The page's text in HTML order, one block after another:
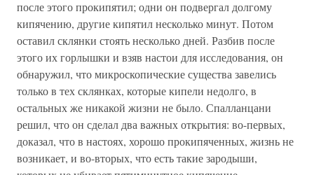
после этого прокипятил; одни он подвергал долгому
кипячению, другие кипятил несколько минут. Потом
оставил склянки стоять несколько дней. Разбив после
этого их горлышки и взяв настои для исследования, он
обнаружил, что микроскопические существа завелись
только в тех склянках, которые кипели недолго, в
остальных же никакой жизни не было. Спалланцани
решил, что он сделал два важных открытия: во-первых,
доказал, что в настоях, хорошо прокипяченных, жизнь не
возникает, и во-вторых, что есть такие зародыши,